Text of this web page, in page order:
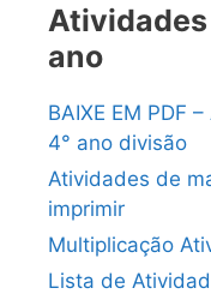
ano
BAIXE EM PDF
4° ano divisão
Atividades de
imprimir
Multiplicação
Lista de